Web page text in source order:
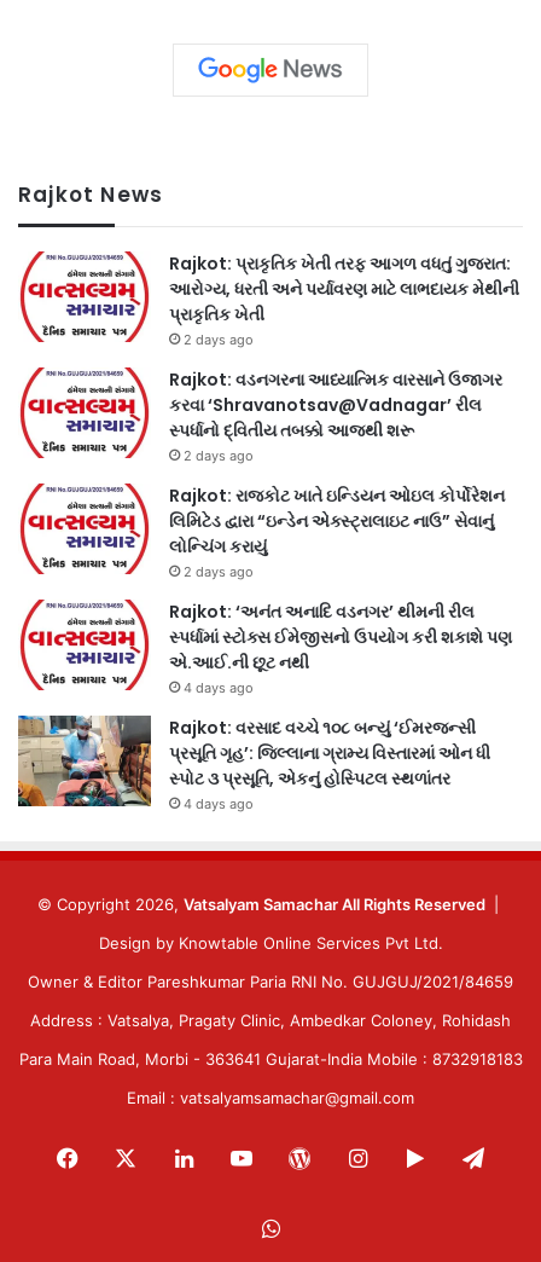
Rajkot News
Rajkot: પ્રાકૃતિક ખેતી તરફ આગળ વધતું ગુજરાત:
આરોગ્ય, ધરતી અને પર્યાવરણ માટે લાભદાયક મેથીની
પ્રાકૃતિક ખેતી
2 days ago
Rajkot: વડનગરના આધ્યાત્મિક વારસાને ઉજાગર
કરવા ‘Shravanotsav@Vadnagar’ રીલ
સ્પર્ધાનો દ્વિતીય તબક્કો આજથી શરૂ
2 days ago
Rajkot: રાજકોટ ખાતે ઇન્ડિયન ઓઇલ કોર્પોરેશન
લિમિટેડ દ્વારા “ઇન્ડેન એક્સ્ટ્રાલાઇટ નાઉ” સેવાનું
લોન્ચિંગ કરાયું
2 days ago
Rajkot: ‘અનંત અનાદિ વડનગર’ થીમની રીલ
સ્પર્ધામાં સ્ટોક્સ ઈમેજીસનો ઉપયોગ કરી શકાશે પણ
એ.આઈ.ની છૂટ નથી
4 days ago
Rajkot: વરસાદ વચ્ચે ૧૦૮ બન્યું ‘ઈમરજન્સી
પ્રસૂતિ ગૃહ’: જિલ્લાના ગ્રામ્ય વિસ્તારમાં ઓન ધી
સ્પોટ ૩ પ્રસૂતિ, એકનું હોસ્પિટલ સ્થળાંતર
4 days ago
© Copyright 2026, Vatsalyam Samachar All Rights Reserved
Design by Knowtable Online Services Pvt Ltd.
Owner & Editor Pareshkumar Paria RNI No. GUJGUJ/2021/84659
Address : Vatsalya, Pragaty Clinic, Ambedkar Coloney, Rohidash
Para Main Road, Morbi - 363641 Gujarat-India Mobile : 8732918183
Email : vatsalyamsamachar@gmail.com
Facebook LinkedInYouTubeWordPressInstagram
Google
WhatsApp